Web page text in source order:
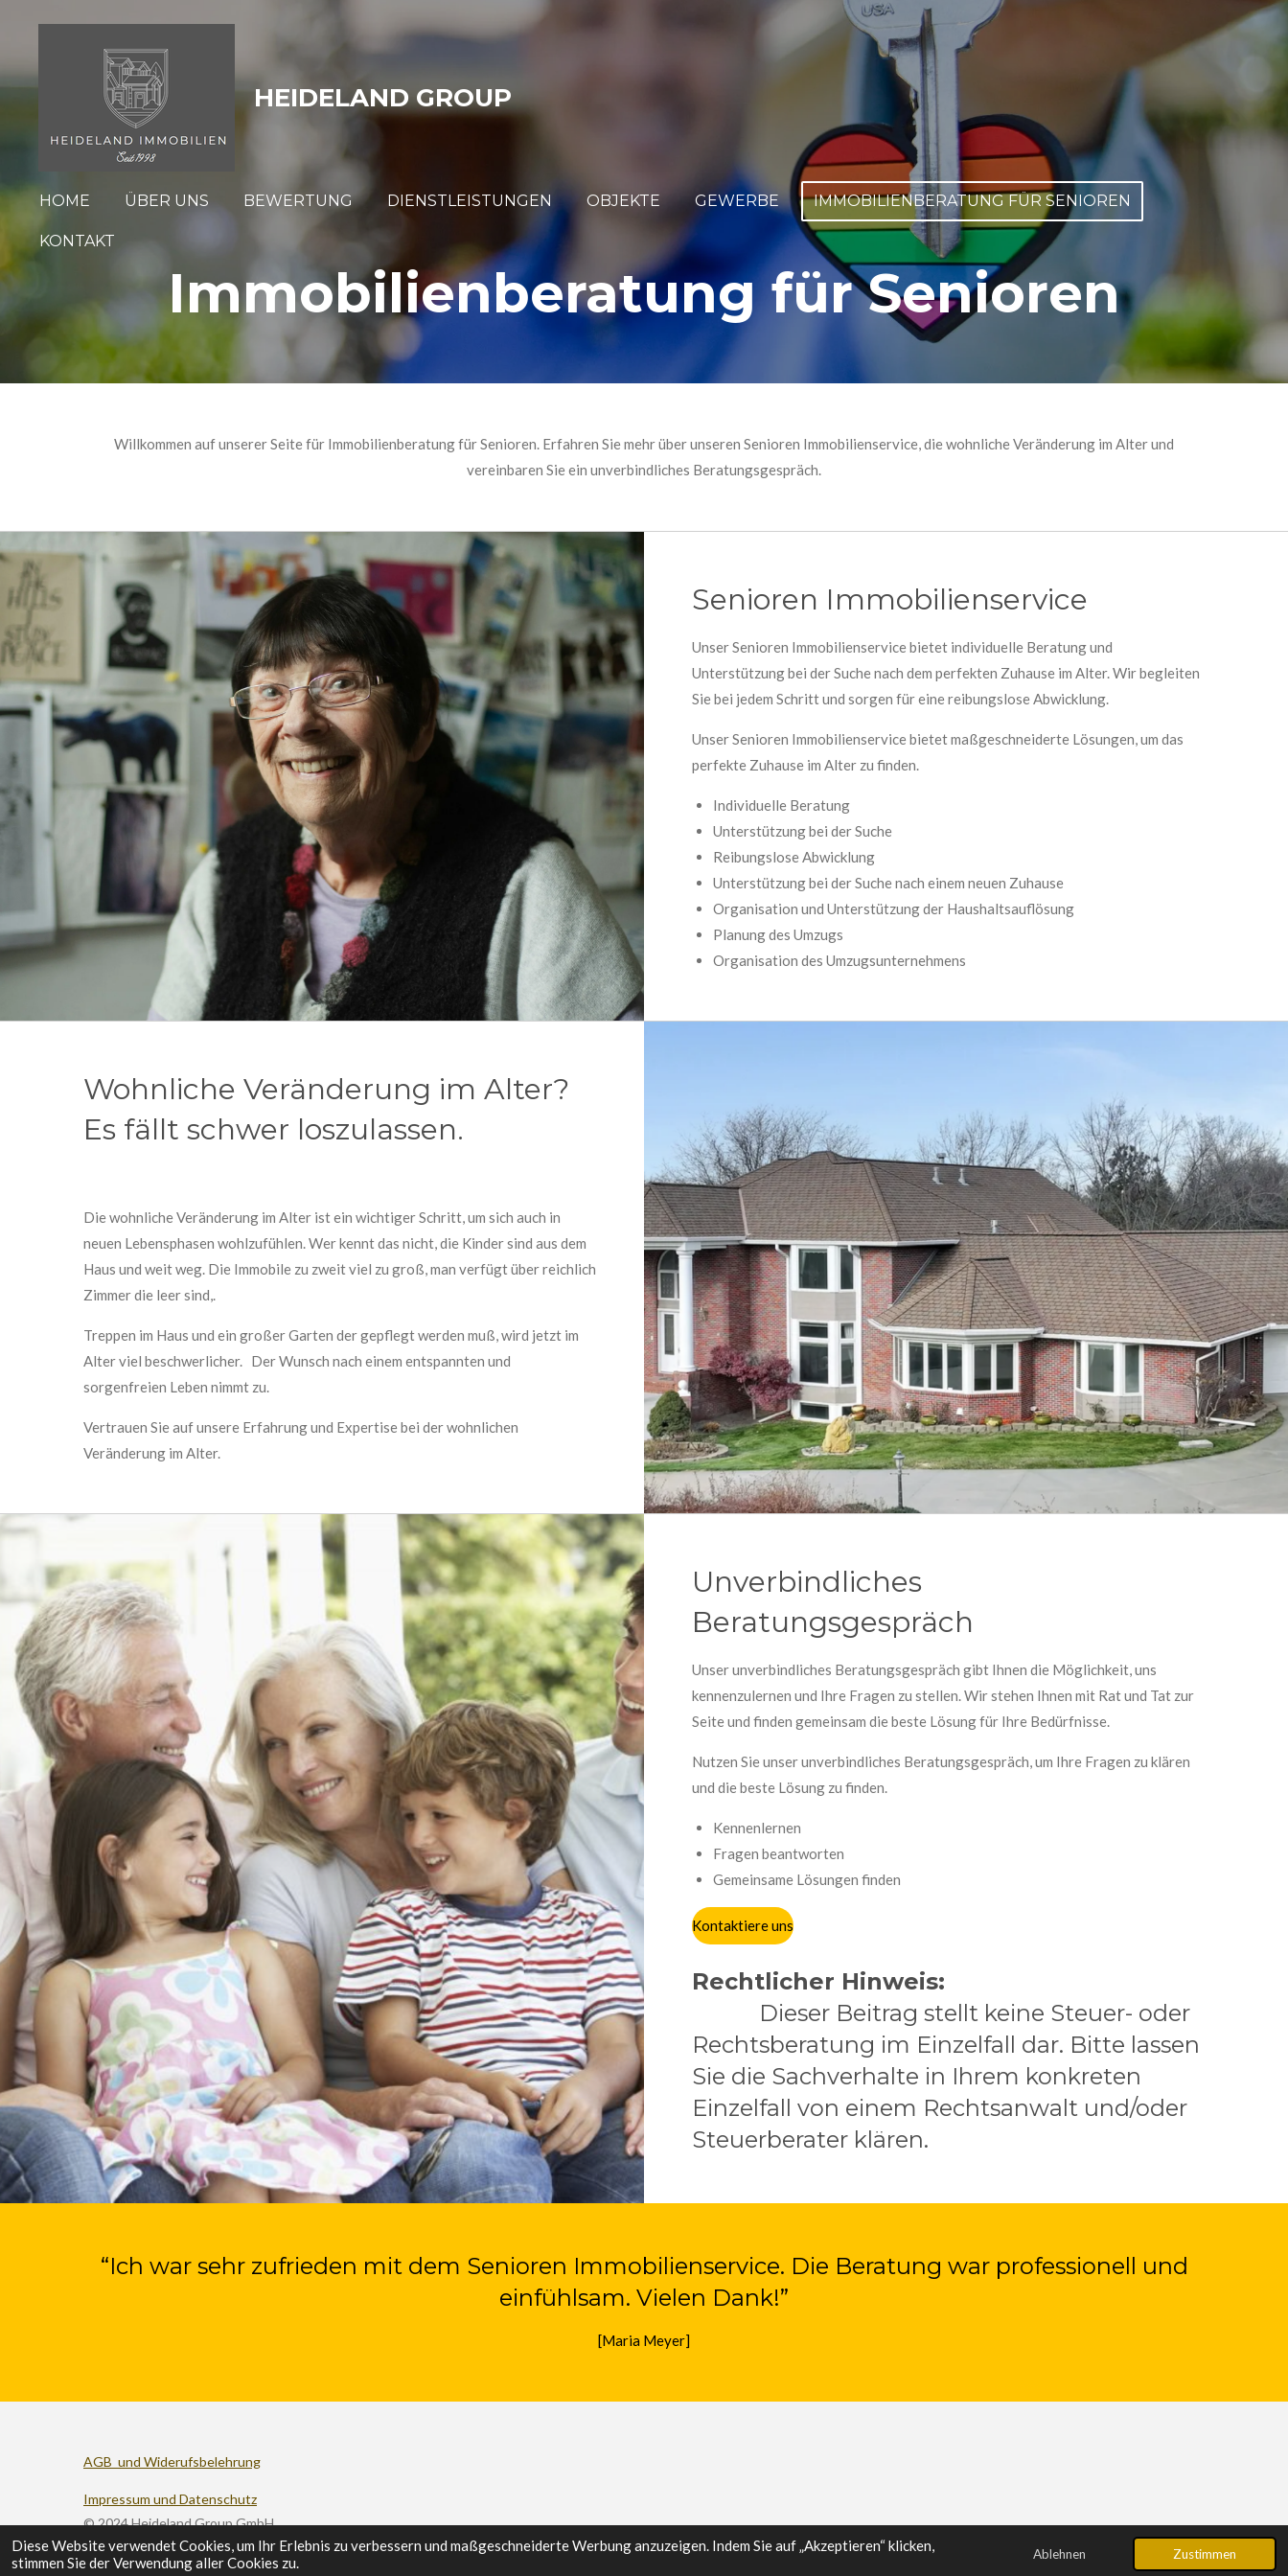
Diese Website verwendet Cookies, um Ihr Erlebnis zu verbessern und maßgeschneiderte Werbung anzuzeigen. Indem Sie auf „Akzeptieren“ klicken,
stimmen Sie der Verwendung aller Cookies zu.
Ablehnen Zustimmen
springen
HEIDELAND GROUP
HOME ÜBER UNS BEWERTUNG DIENSTLEISTUNGEN OBJEKTE GEWERBE IMMOBILIENBERATUNG FÜR SENIOREN
KONTAKT
Immobilienberatung für Senioren
Willkommen auf unserer Seite für Immobilienberatung für Senioren. Erfahren Sie mehr über unseren Senioren Immobilienservice, die wohnliche Veränderung im Alter und
vereinbaren Sie ein unverbindliches Beratungsgespräch.
Senioren Immobilienservice
Unser Senioren Immobilienservice bietet individuelle Beratung und
Unterstützung bei der Suche nach dem perfekten Zuhause im Alter. Wir begleiten
Sie bei jedem Schritt und sorgen für eine reibungslose Abwicklung.
Unser Senioren Immobilienservice bietet maßgeschneiderte Lösungen, um das
perfekte Zuhause im Alter zu finden.
Individuelle Beratung
Unterstützung bei der Suche
Reibungslose Abwicklung
Unterstützung bei der Suche nach einem neuen Zuhause
Organisation und Unterstützung der Haushaltsauflösung
Planung des Umzugs
Organisation des Umzugsunternehmens
Wohnliche Veränderung im Alter?
Es fällt schwer loszulassen.
Die wohnliche Veränderung im Alter ist ein wichtiger Schritt, um sich auch in
neuen Lebensphasen wohlzufühlen. Wer kennt das nicht, die Kinder sind aus dem
Haus und weit weg. Die Immobile zu zweit viel zu groß, man verfügt über reichlich
Zimmer die leer sind,.
Treppen im Haus und ein großer Garten der gepflegt werden muß, wird jetzt im
Alter viel beschwerlicher. Der Wunsch nach einem entspannten und
sorgenfreien Leben nimmt zu.
Vertrauen Sie auf unsere Erfahrung und Expertise bei der wohnlichen
Veränderung im Alter.
Unverbindliches
Beratungsgespräch
Unser unverbindliches Beratungsgespräch gibt Ihnen die Möglichkeit, uns
kennenzulernen und Ihre Fragen zu stellen. Wir stehen Ihnen mit Rat und Tat zur
Seite und finden gemeinsam die beste Lösung für Ihre Bedürfnisse.
Nutzen Sie unser unverbindliches Beratungsgespräch, um Ihre Fragen zu klären
und die beste Lösung zu finden.
Kennenlernen
Fragen beantworten
Gemeinsame Lösungen finden
Kontaktiere uns
Rechtlicher Hinweis:
Dieser Beitrag stellt keine Steuer- oder
Rechtsberatung im Einzelfall dar. Bitte lassen
Sie die Sachverhalte in Ihrem konkreten
Einzelfall von einem Rechtsanwalt und/oder
Steuerberater klären.
“Ich war sehr zufrieden mit dem Senioren Immobilienservice. Die Beratung war professionell und
einfühlsam. Vielen Dank!”
[Maria Meyer]
AGB und Widerufsbelehrung
Impressum und Datenschutz
© 2024 Heideland Group GmbH